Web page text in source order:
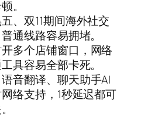
。
、双11期间海外社交
通线路容易拥堵。
多个店铺窗口，网络
具容易全部卡死。
音翻译、聊天助手AI
络支持，1秒延迟都可